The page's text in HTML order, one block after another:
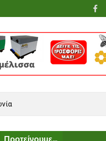
Προτείνουμε...